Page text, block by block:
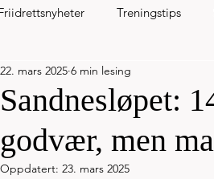
Treningstips
halvmaraton og 7km 20
Sandnesløpet:
godvær, men
22. mars 2025 6 min lesing
Oppdatert: 23. mars 2025